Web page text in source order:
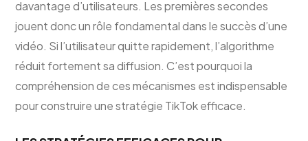
davantage d’utilisateurs. Les premières secondes
jouent donc un rôle fondamental dans le succès d’une
vidéo. Si l’utilisateur quitte rapidement, l’algorithme
réduit fortement sa diffusion. C’est pourquoi la
compréhension de ces mécanismes est indispensable
pour construire une stratégie TikTok efficace.